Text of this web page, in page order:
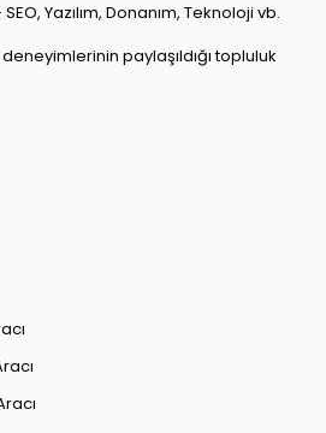
Yazılım, Donanım, Teknoloji vb.
paylaşıldığı topluluk